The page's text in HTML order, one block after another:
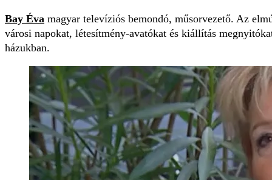
Bay Éva magyar televíziós bemondó, műsorvezető. Az
városi napokat, létesítmény-avatókat és kiállítás
házukban.